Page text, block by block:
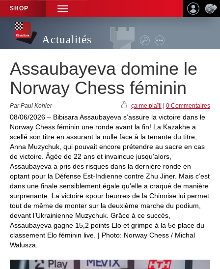
SHOP
TOGGLE
NAVIGATION
Actualités
Assaubayeva domine le
Norway Chess féminin
Par Paul Kohler ça me plaît! 0 Commentaires
08/06/2026 – Bibisara Assaubayeva s’assure la victoire dans le
Norway Chess féminin une ronde avant la fin! La Kazakhe a
scellé son titre en assurant la nulle face à la tenante du titre,
Anna Muzychuk, qui pouvait encore prétendre au sacre en cas
de victoire. Âgée de 22 ans et invaincue jusqu’alors,
Assaubayeva a pris des risques dans la dernière ronde en
optant pour la Défense Est-Indienne contre Zhu Jiner. Mais c’est
dans une finale sensiblement égale qu’elle a craqué de manière
surprenante. La victoire «pour beurre» de la Chinoise lui permet
tout de même de monter sur la deuxième marche du podium,
devant l’Ukrainienne Muzychuk. Grâce à ce succès,
Assaubayeva gagne 15,2 points Elo et grimpe à la 5e place du
classement Elo féminin live. | Photo: Norway Chess / Michal
Walusza.